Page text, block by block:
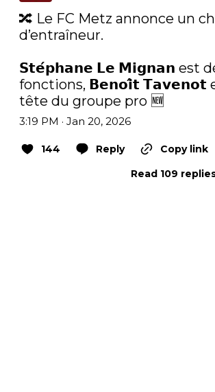
🔀 Le FC Metz annonce un
d’entraîneur.
𝗦𝘁𝗲́𝗽𝗵𝗮𝗻𝗲 𝗟𝗲 𝗠𝗶𝗴𝗻𝗮𝗻 est
fonctions, 𝗕𝗲𝗻𝗼𝗶̂𝘁 𝗧𝗮𝘃𝗲𝗻𝗼𝘁
tête du groupe pro 🆕
3:19 PM · Jan 20, 2026
144 Reply
Copy link
Read 109